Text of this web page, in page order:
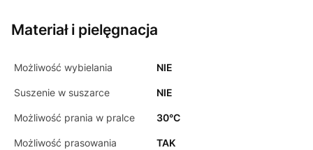
Materiał i pielęgnacja
Możliwość wybielania NIE
Suszenie w suszarce NIE
Możliwość prania w pralce 30°C
Możliwość prasowania TAK